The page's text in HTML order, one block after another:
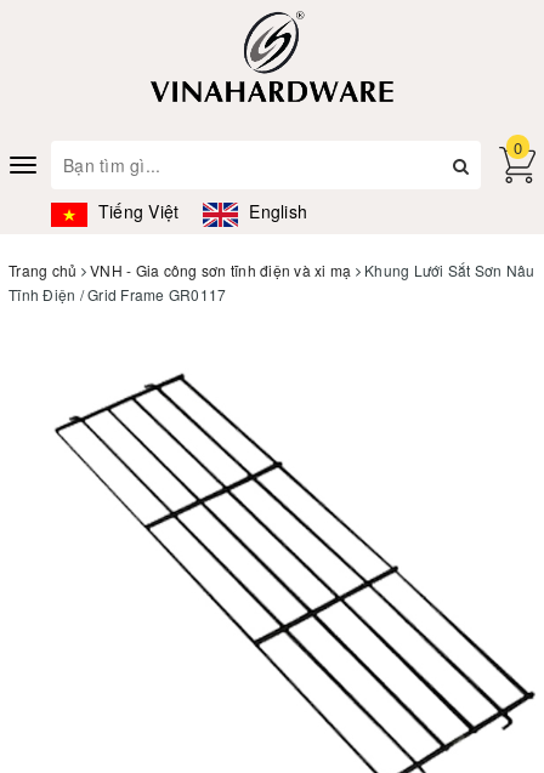
Toggle
navigation
Tiếng Việt English
0
Trang chủ VNH - Gia công sơn tĩnh điện và xi mạ
Khung Lưới Sắt Sơn Nâu
Tĩnh Điện / Grid Frame GR0117